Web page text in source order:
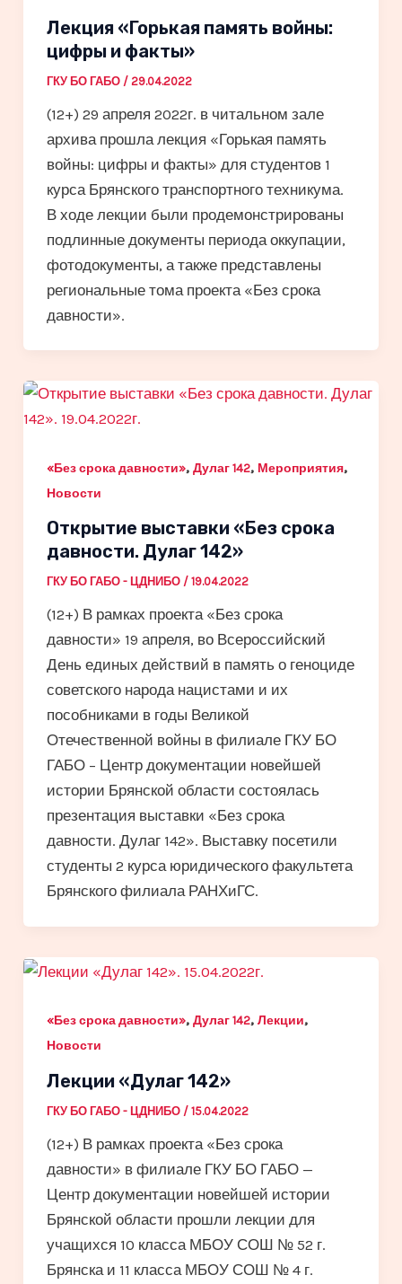
Лекция «Горькая память войны:
цифры и факты»
ГКУ БО ГАБО / 29.04.2022
(12+) 29 апреля 2022г. в читальном зале
архива прошла лекция «Горькая память
войны: цифры и факты» для студентов 1
курса Брянского транспортного техникума.
В ходе лекции были продемонстрированы
подлинные документы периода оккупации,
фотодокументы, а также представлены
региональные тома проекта «Без срока
давности».
«Без срока давности», Дулаг 142, Мероприятия,
Новости
Открытие выставки «Без срока
давности. Дулаг 142»
ГКУ БО ГАБО - ЦДНИБО / 19.04.2022
(12+) В рамках проекта «Без срока
давности» 19 апреля, во Всероссийский
День единых действий в память о геноциде
советского народа нацистами и их
пособниками в годы Великой
Отечественной войны в филиале ГКУ БО
ГАБО – Центр документации новейшей
истории Брянской области состоялась
презентация выставки «Без срока
давности. Дулаг 142». Выставку посетили
студенты 2 курса юридического факультета
Брянского филиала РАНХиГС.
«Без срока давности», Дулаг 142, Лекции,
Новости
Лекции «Дулаг 142»
ГКУ БО ГАБО - ЦДНИБО / 15.04.2022
(12+) В рамках проекта «Без срока
давности» в филиале ГКУ БО ГАБО —
Центр документации новейшей истории
Брянской области прошли лекции для
учащихся 10 класса МБОУ СОШ № 52 г.
Брянска и 11 класса МБОУ СОШ № 4 г.